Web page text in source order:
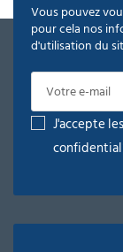
Vous pouvez
pour cela nos
d'utilisation du
J'accepte